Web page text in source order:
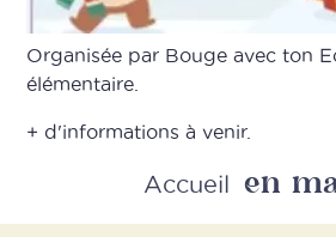
Organisée par Bouge avec ton
élémentaire.
+ d'informations à venir.
Retour
Accueil en